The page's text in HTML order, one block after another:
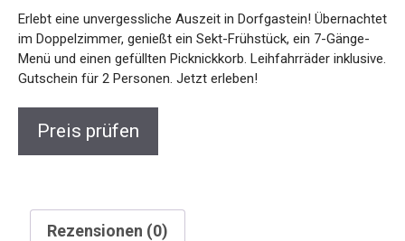
Erlebt eine unvergessliche Auszeit in Dorfgastein! Übernachtet
im Doppelzimmer, genießt ein Sekt-Frühstück, ein 7-Gänge-
Menü und einen gefüllten Picknickkorb. Leihfahrräder inklusive.
Gutschein für 2 Personen. Jetzt erleben!
Preis prüfen
Rezensionen (0)